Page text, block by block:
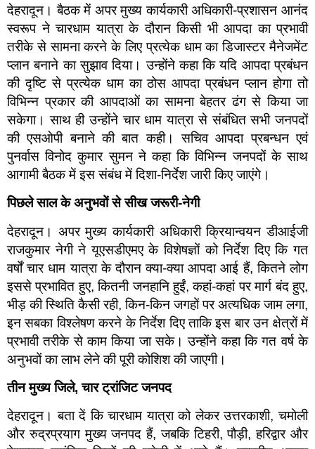
देहरादून। बैठक में अपर मुख्य कार्यकारी अधिकारी-प्रशासन आनंद
स्वरूप ने चारधाम यात्रा के दौरान किसी भी आपदा का प्रभावी
तरीके से सामना करने के लिए प्रत्येक धाम का डिजास्टर मैनेजमेंट
प्लान बनाने का सुझाव दिया। उन्होंने कहा कि यदि आपदा प्रबंधन
की दृष्टि से प्रत्येक धाम का ठोस आपदा प्रबंधन प्लान होगा तो
विभिन्न प्रकार की आपदाओं का सामना बेहतर ढंग से किया जा
सकेगा। साथ ही उन्होंने चार धाम यात्रा से संबंधित सभी जनपदों
की एसओपी बनाने की बात कही। सचिव आपदा प्रबन्धन एवं
पुनर्वास विनोद कुमार सुमन ने कहा कि विभिन्न जनपदों के साथ
आगामी बैठक में इस संबंध में दिशा-निर्देश जारी किए जाएंगे।
पिछले साल के अनुभवों से सीख जरूरी-नेगी
देहरादून। अपर मुख्य कार्यकारी अधिकारी क्रियान्वयन डीआईजी
राजकुमार नेगी ने यूएसडीएमए के विशेषज्ञों को निर्देश दिए कि गत
वर्षों चार धाम यात्रा के दौरान क्या-क्या आपदा आई हैं, कितने लोग
इससे प्रभावित हुए, कितनी जनहानि हुईं, कहां-कहां पर मार्ग बंद हुए,
भीड़ की स्थिति कैसी रही, किन-किन जगहों पर अत्यधिक जाम लगा,
इन सबका विश्लेषण करने के निर्देश दिए ताकि इस बार उन क्षेत्रों में
प्रभावी तरीके से काम किया जा सके। उन्होंने कहा कि गत वर्ष के
अनुभवों का लाभ लेने की पूरी कोशिश की जाएगी।
तीन मुख्य जिले,चार ट्रांजिट जनपद
देहरादून। बता दें कि चारधाम यात्रा को लेकर उत्तरकाशी, चमोली
और रुद्रप्रयाग मुख्य जनपद हैं, जबकि टिहरी, पौड़ी, हरिद्वार और